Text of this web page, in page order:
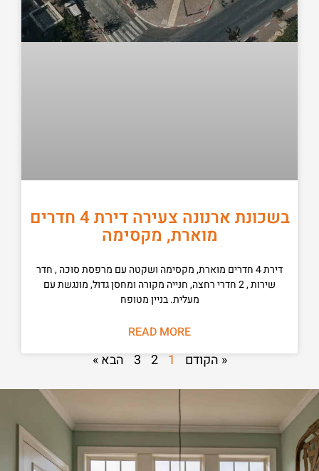
בשכונת ארנונה צעירה דירת 4 חדרים
מוארת, מקסימה
דירת 4 חדרים מוארת, מקסימה ושקטה עם מרפסת סוכה , חדר
שירות , 2 חדרי רחצה, חנייה מקורה ומחסן גדול, מונגשת עם
מעלית. בניין מטופח
READ MORE
« הקודם 1
2
3 הבא »